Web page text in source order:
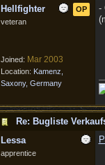
OP
Hellfighter
veteran
Joined: Mar 2003
Location: Kamenz,
Saxony, Germany
-
Re: Bugliste
Lessa
apprentice